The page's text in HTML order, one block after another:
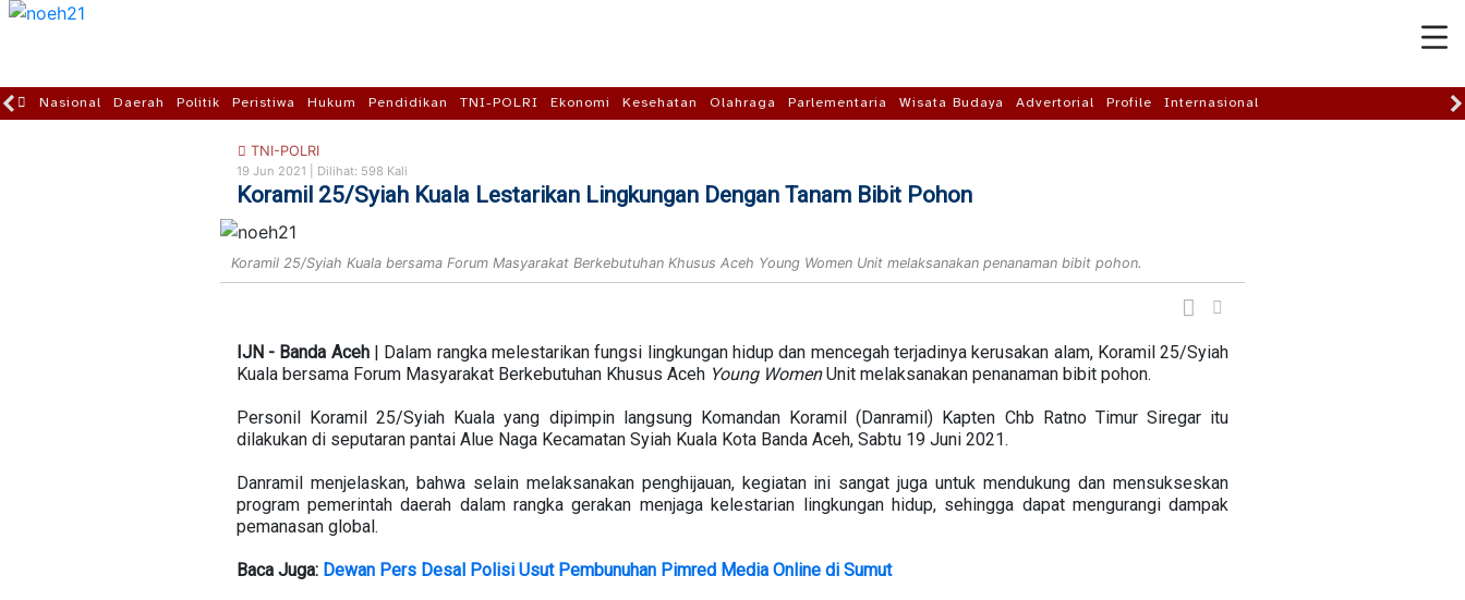
Nasional Daerah Politik Peristiwa Hukum Pendidikan TNI-POLRI Ekonomi Kesehatan Olahraga Parlementaria Wisata Budaya Advertorial Profile Internasional
TNI-POLRI
19 Jun 2021 | Dilihat: 598 Kali
Koramil 25/Syiah Kuala Lestarikan Lingkungan Dengan Tanam Bibit Pohon
Koramil 25/Syiah Kuala bersama Forum Masyarakat Berkebutuhan Khusus Aceh Young Women Unit melaksanakan penanaman bibit pohon.
IJN - Banda Aceh| Dalam rangka melestarikan fungsi lingkungan hidup dan mencegah terjadinya kerusakan alam, Koramil 25/Syiah
Kuala bersama Forum Masyarakat Berkebutuhan Khusus Aceh Young WomenUnit melaksanakan penanaman bibit pohon.
Personil Koramil 25/Syiah Kuala yang dipimpin langsung Komandan Koramil (Danramil) Kapten Chb Ratno Timur Siregar itu
dilakukan di seputaran pantai Alue Naga Kecamatan Syiah Kuala Kota Banda Aceh, Sabtu 19 Juni 2021.
Danramil menjelaskan, bahwa selain melaksanakan penghijauan, kegiatan ini sangat juga untuk mendukung dan mensukseskan
program pemerintah daerah dalam rangka gerakan menjaga kelestarian lingkungan hidup, sehingga dapat mengurangi dampak
pemanasan global.
Baca Juga: Dewan Pers Desal Polisi Usut Pembunuhan Pimred Media Online di Sumut